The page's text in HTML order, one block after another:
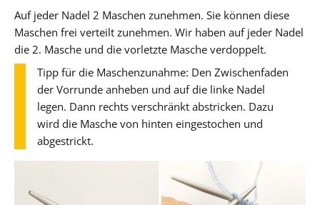
Auf jeder Nadel 2 Maschen zunehmen. Sie können diese
Maschen frei verteilt zunehmen. Wir haben auf jeder Nadel
die 2. Masche und die vorletzte Masche verdoppelt.
Tipp für die Maschenzunahme: Den Zwischenfaden
der Vorrunde anheben und auf die linke Nadel
legen. Dann rechts verschränkt abstricken. Dazu
wird die Masche von hinten eingestochen und
abgestrickt.